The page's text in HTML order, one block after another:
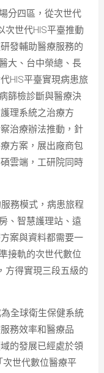
分四區，從次世代
次世代HIS平臺推動
發輔助醫療服務的
大、台中榮總、長
HIS平臺實現病患旅
篩檢診斷與醫療決
理系統之治療方
治療辦法推動，針
方案，展出廠商包
雲端，工研院同時
務模式，病患旅程
、智慧護理站、遠
案與資料都需要一
接軌的次世代數位
方得實現三段五級的
全球衛生保健系統
務效率和醫療品
的發展已經處於領
次世代數位醫療平